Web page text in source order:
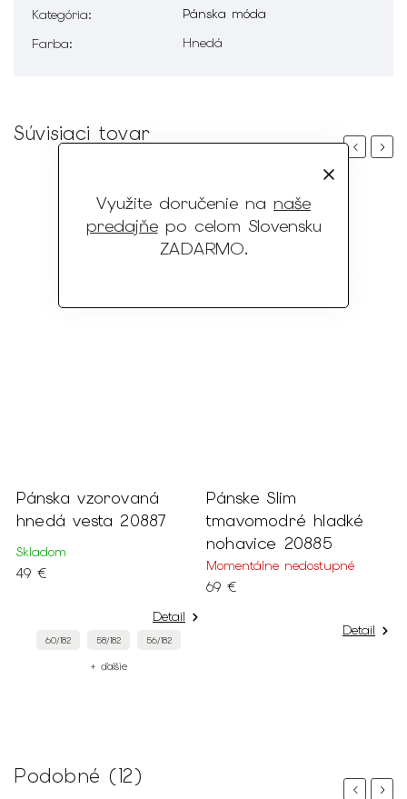
Využite doručenie na naše
predajňepo celom Slovensku
ZADARMO.
Kategória:
Pánska móda
Farba: Hnedá
Súvisiaci tovar
Previous
Pánska vzorovaná
hnedá vesta 20887
Skladom
49 €
Detail
60/182 58/182 56/182
+ ďalšie
Pánske Slim
tmavomodré hladké
nohavice 20885
Momentálne nedostupné
69 €
Detail
Next
Podobné (12)
PreviousNext